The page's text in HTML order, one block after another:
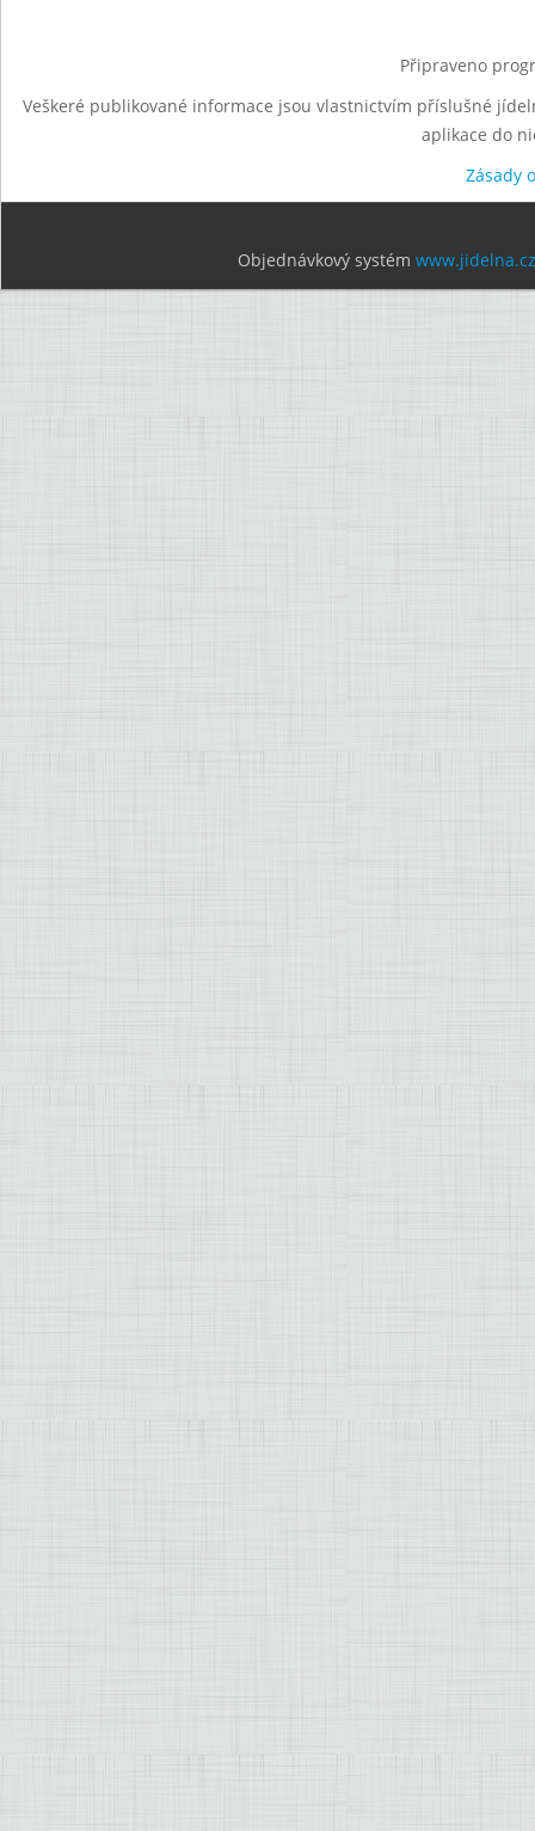
Připraveno
Veškeré publikované informace jsou vlastnictvím příslušné
aplikace do
Zásady
Objednávkový systém www.jidelna.cz